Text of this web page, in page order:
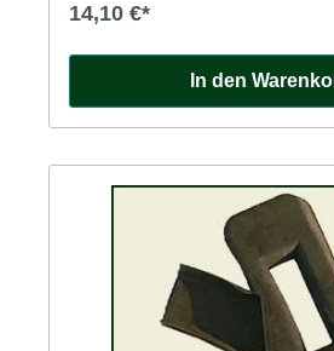
14,10 €*
In den